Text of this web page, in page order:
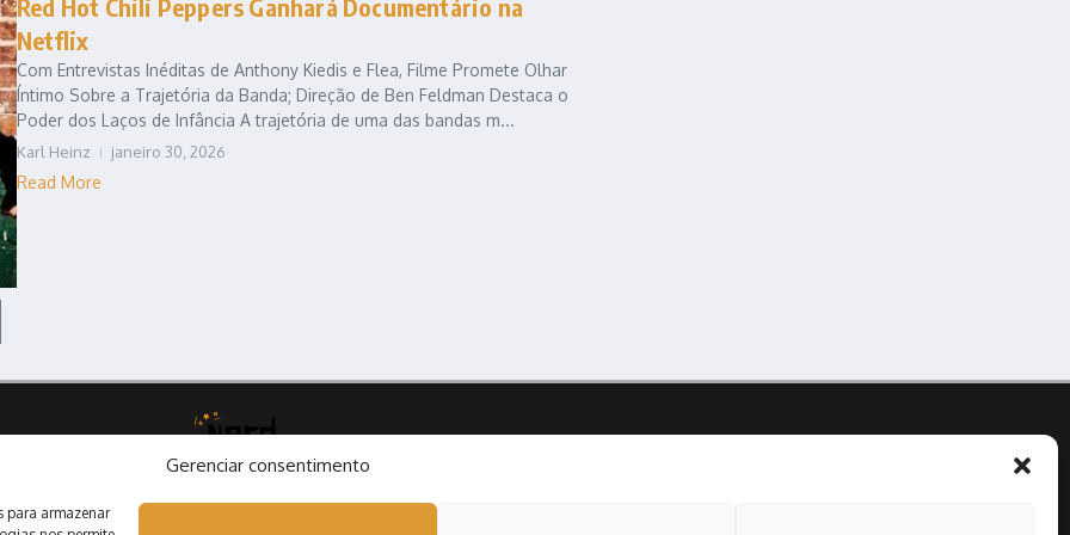
Gerenciar consentimento
para armazenar
Red Hot Chili Peppers Ganhará Documentário na
Netflix
Com Entrevistas Inéditas de Anthony Kiedis e Flea, Filme Promete Olhar
Íntimo Sobre a Trajetória da Banda; Direção de Ben Feldman Destaca o
Poder dos Laços de Infância A trajetória de uma das bandas m...
Karl Heinz janeiro 30, 2026
Read More